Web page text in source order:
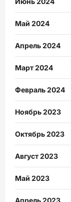
Май 2024
Апрель 2024
Март 2024
Февраль 2024
Ноябрь 2023
Октябрь 2023
Август 2023
Май 2023